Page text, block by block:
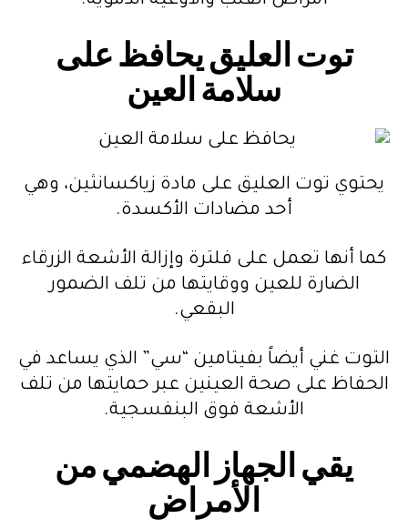
توت العليق يحافظ على
سلامة العين
يحتوي توت العليق على مادة زياكسانثين، وهي
أحد مضادات الأكسدة.
كما أنها تعمل على فلترة وإزالة الأشعة الزرقاء
الضارة للعين ووقايتها من تلف الضمور
البقعي.
التوت غني أيضاً بفيتامين “سي” الذي يساعد في
الحفاظ على صحة العينين عبر حمايتها من تلف
الأشعة فوق البنفسجية.
يقي الجهاز الهضمي من
الأمراض